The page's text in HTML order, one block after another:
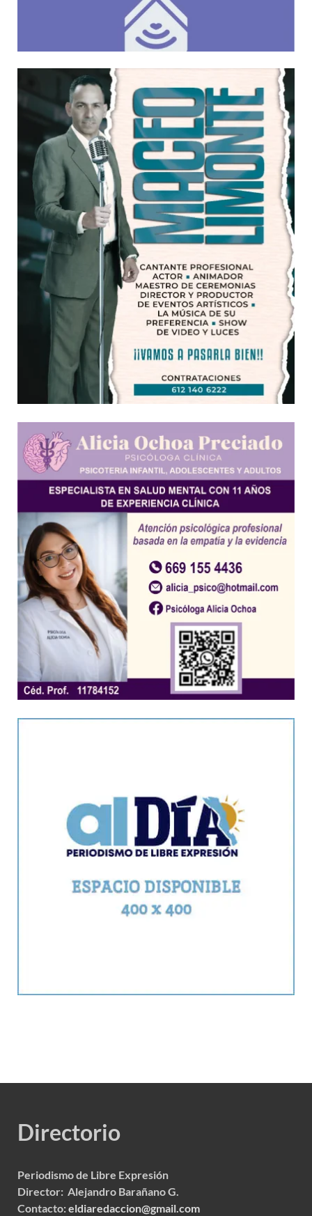
Directorio
Periodismo de Libre Expresión
Director: Alejandro Barañano G.
Contacto:eldiaredaccion@gmail.com